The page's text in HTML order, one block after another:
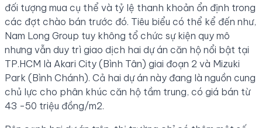
đối tượng mua cụ thể và tỷ lệ thanh khoản ổn định trong
các đợt chào bán trước đó. Tiêu biểu có thể kể đến như,
Nam Long Group tuy không tổ chức sự kiện quy mô
nhưng vẫn duy trì giao dịch hai dự án căn hộ nổi bật tại
TP.HCM là Akari City (Bình Tân) giai đoạn 2 và Mizuki
Park (Bình Chánh). Cả hai dự án này đang là nguồn cung
chủ lực cho phân khúc căn hộ tầm trung, có giá bán từ
43 -50 triệu đồng/m2.